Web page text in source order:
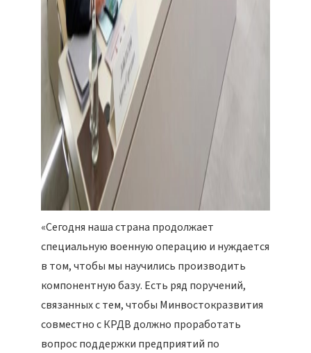
«Сегодня наша страна продолжает
специальную военную операцию и нуждается
в том, чтобы мы научились производить
компонентную базу. Есть ряд поручений,
связанных с тем, чтобы Минвостокразвития
совместно с КРДВ должно проработать
вопрос поддержки предприятий по